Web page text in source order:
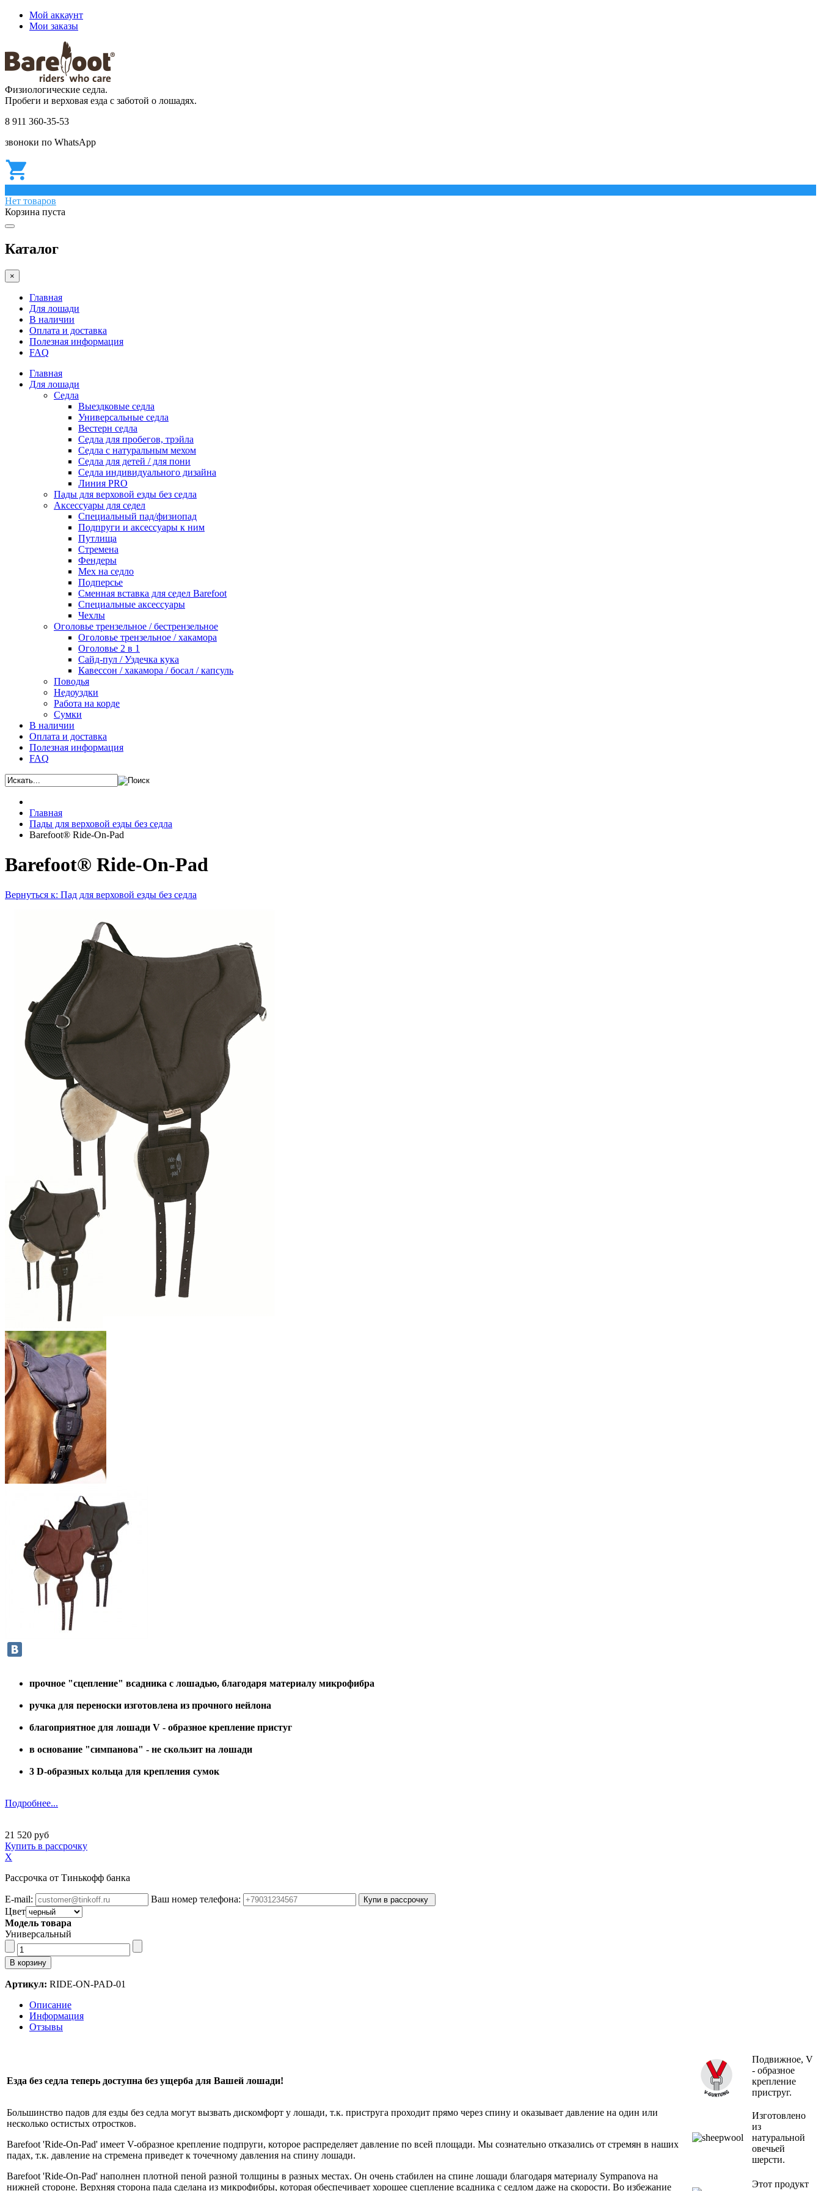
Мой аккаунт
Мои заказы
Физиологические седла.
Пробеги и верховая езда с заботой о лошадях.
8 911 360-35-53
звоноки по WhatsApp
Нет товаров
Корзина пуста
Каталог
×
Главная
Для лошади
В наличии
Оплата и доставка
Полезная информация
FAQ
Главная
Для лошади
Седла
Выездковые седла
Универсальные седла
Вестерн седла
Седла для пробегов, трэйла
Седла с натуральным мехом
Седла для детей / для пони
Седла индивидуального дизайна
Линия PRO
Пады для верховой езды без седла
Аксессуары для седел
Специальный пад/физиопад
Подпруги и аксессуары к ним
Путлища
Стремена
Фендеры
Мех на седло
Подперсье
Сменная вставка для седел Barefoot
Специальные аксессуары
Чехлы
Оголовье трензельное / бестрензельное
Оголовье трензельное / хакамора
Оголовье 2 в 1
Сайд-пул / Уздечка кука
Кавессон / хакамора / босал / капсуль
Поводья
Недоуздки
Работа на корде
Сумки
В наличии
Оплата и доставка
Полезная информация
FAQ
Главная
Пады для верховой езды без седла
Barefoot® Ride-On-Pad
Barefoot® Ride-On-Pad
Вернуться к: Пад для верховой езды без седла
прочное "сцепление" всадника с лошадью, благодаря материалу микрофибра
ручка для переноски изготовлена из прочного нейлона
благоприятное для лошади V - образное крепление пристуг
в основание "симпанова" - не скользит на лошади
3 D-образных кольца для крепления сумок
Подробнее...
21 520 руб
Купить в рассрочку
X
Рассрочка от Тинькофф банка
E-mail:
Ваш номер телефона:
Цвет
Модель товара
Универсальный
Артикул: RIDE-ON-PAD-01
Описание
Информация
Отзывы
Езда без седла теперь доступна без ущерба для Вашей лошади!
Большинство падов для езды без седла могут вызвать дискомфорт у лошади, т.к. приструга проходит прямо через спину и оказывает давление на один или
несколько остистых отростков.
Barefoot 'Ride-On-Pad' имеет V-образное крепление подпруги, которое распределяет давление по всей площади. Мы сознательно отказались от стремян в наших
падах, т.к. давление на стремена приведет к точечному давления на спину лошади.
Barefoot 'Ride-On-Pad' наполнен плотной пеной разной толщины в разных местах. Он очень стабилен на спине лошади благодаря материалу Sympanova на
нижней стороне. Верхняя сторона пада сделана из микрофибры, которая обеспечивает хорошее сцепление всадника с седлом даже на скорости. Во избежание
Подвижное, V
- образное
крепление
приструг.
Изготовлено
из
натуральной
овечьей
шерсти.
Этот продукт